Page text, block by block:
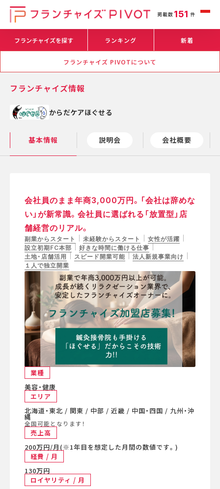
掲載数 151 件
フランチャイズを探す ランキング 新着
フランチャイズ PIVOTについて
フランチャイズ情報
からだケアほぐせる
基本情報 説明会 会社概要
会社員のまま年商3,000万円。「会社は辞めな
い」が新常識。会社員に選ばれる「放置型」店
舗経営のリアル。
副業からスタート 未経験からスタート
女性が活躍
設立初期FC本部
好きな時間に働ける仕事
土地・店舗活用
スピード開業可能
法人新規事業向け
１人で独立開業
業種
美容・健康
エリア
北海道・東北 / 関東 / 中部 / 近畿 / 中国・四国 / 九州・沖
縄
全国可能となります！
売上高
200万円/月(※1年目を想定した月間の数値です。)
経費 / 月
130万円
ロイヤリティ / 月